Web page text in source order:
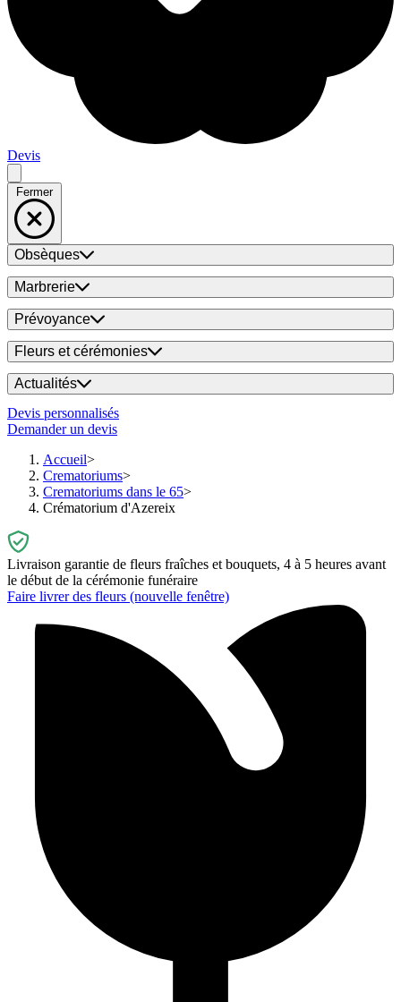
Devis
Fermer
Obsèques
Marbrerie
Prévoyance
Fleurs et cérémonies
Actualités
Devis personnalisés
Demander un devis
Accueil
Crematoriums
Crematoriums dans le 65
Crématorium d'Azereix
Livraison garantie de fleurs fraîches et bouquets, 4 à 5 heures avant
le début de la cérémonie funéraire
Faire livrer des fleurs (nouvelle fenêtre)